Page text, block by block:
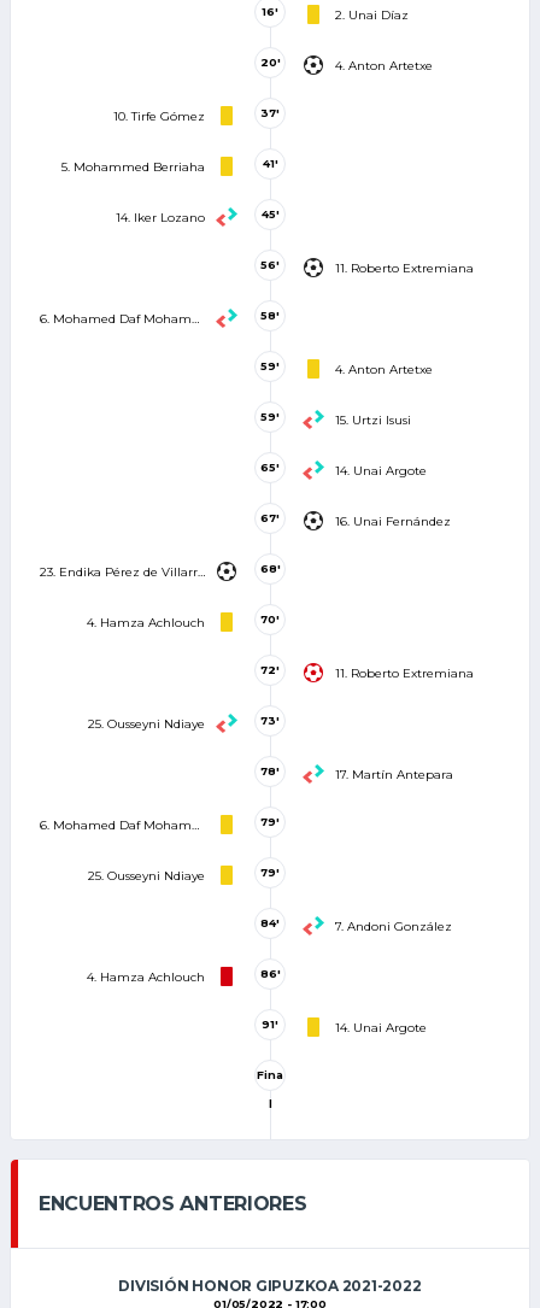
2. Unai Díaz
16'
4. Anton Artetxe
20'
10. Tirfe Gómez 37'
5. Mohammed Berriaha 41'
14. Iker Lozano 45'
11. Roberto Extremiana
56'
58'
4. Anton Artetxe
59'
15. Urtzi Isusi
59'
14. Unai Argote
65'
16. Unai Fernández
67'
68'
4. Hamza Achlouch 70'
11. Roberto Extremiana
72'
25. Ousseyni Ndiaye 73'
17. Martín Antepara
78'
79'
25. Ousseyni Ndiaye 79'
7. Andoni González
84'
4. Hamza Achlouch 86'
14. Unai Argote
91'
Fina
l
ENCUENTROS ANTERIORES
DIVISIÓN HONOR GIPUZKOA 2021-2022
01/05/2022 - 17:00